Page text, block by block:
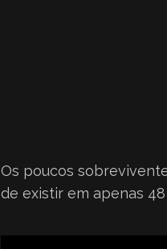
Os poucos
de existir em apenas